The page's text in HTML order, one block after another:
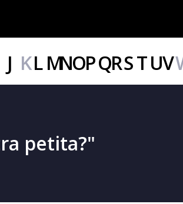
J KLMNOPQRSTUV
petita?"